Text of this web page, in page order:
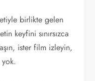
birlikte gelen
keyfini sınırsızca
ister film izleyin,
yok.